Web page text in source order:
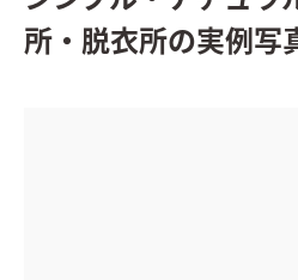
所・脱衣所の実例写